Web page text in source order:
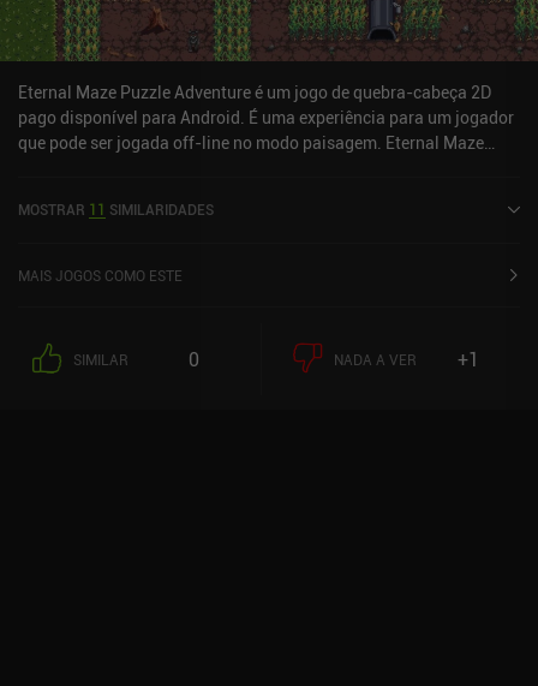
Eternal Maze Puzzle Adventure é um jogo de quebra-cabeça 2D
pago disponível para Android. É uma experiência para um jogador
que pode ser jogada off-line no modo paisagem. Eternal Maze
MOSTRAR 11 SIMILARIDADES
MAIS JOGOS COMO ESTE
SIMILAR 0 NADA A VER +1